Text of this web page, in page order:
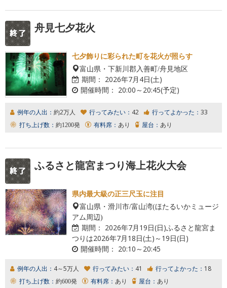
舟見七夕花火
七夕飾りに彩られた町を花火が照らす
富山県・下新川郡入善町/舟見地区
期間： 2026年7月4日(土)
開催時間： 20:00～20:45(予定)
例年の人出： 約2万人 行ってみたい： 42 行ってよかった： 33
打ち上げ数： 約1200発 有料席： あり 屋台： あり
ふるさと龍宮まつり海上花火大会
県内最大級の正三尺玉に注目
富山県・滑川市/富山湾(ほたるいかミュージ
アム周辺)
期間： 2026年7月19日(日)ふるさと龍宮ま
つりは2026年7月18日(土)～19日(日)
開催時間： 20:10～20:45
例年の人出： 4～5万人 行ってみたい： 41 行ってよかった： 18
打ち上げ数： 約600発 有料席： あり 屋台： あり